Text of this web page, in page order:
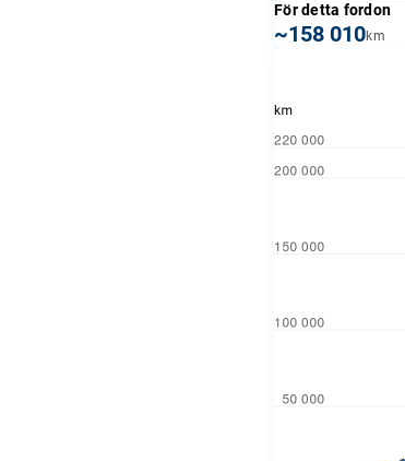
För detta fordon
~158 010km